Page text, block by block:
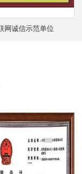
网诚信示范单位